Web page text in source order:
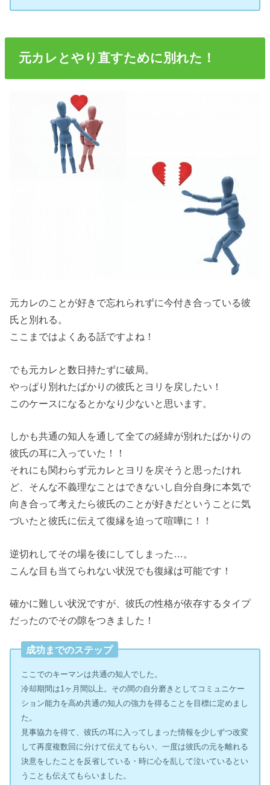
元カレとやり直すために別れた！
元カレのことが好きで忘れられずに今付き合っている彼
氏と別れる。
ここまではよくある話ですよね！
でも元カレと数日持たずに破局。
やっぱり別れたばかりの彼氏とヨリを戻したい！
このケースになるとかなり少ないと思います。
しかも共通の知人を通して全ての経緯が別れたばかりの
彼氏の耳に入っていた！！
それにも関わらず元カレとヨリを戻そうと思ったけれ
ど、そんな不義理なことはできないし自分自身に本気で
向き合って考えたら彼氏のことが好きだということに気
づいたと彼氏に伝えて復縁を迫って喧嘩に！！
逆切れしてその場を後にしてしまった…。
こんな目も当てられない状況でも復縁は可能です！
確かに難しい状況ですが、彼氏の性格が依存するタイプ
だったのでその隙をつきました！
成功までのステップ
ここでのキーマンは共通の知人でした。
冷却期間は1ヶ月間以上。その間の自分磨きとしてコミュニケー
ション能力を高め共通の知人の強力を得ることを目標に定めまし
た。
見事協力を得て、彼氏の耳に入ってしまった情報を少しずつ改変
して再度複数回に分けて伝えてもらい、一度は彼氏の元を離れる
決意をしたことを反省している・時に心を乱して泣いているとい
うことも伝えてもらいました。